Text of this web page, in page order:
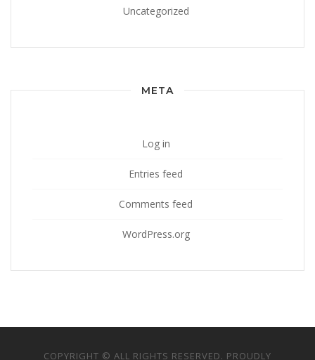
Uncategorized
META
Log in
Entries feed
Comments feed
WordPress.org
COPYRIGHT © ALL RIGHTS RESERVED. PROUDLY